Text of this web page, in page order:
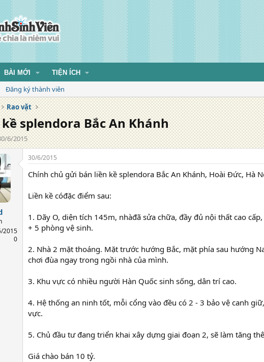
BÀI MỚI TIỆN ÍCH
Đăng ký thành viên
Rao vặt
splendora Bắc An Khánh
6/2015
2015
0
30/6/2015
Chính chủ gửi bán liền kề splendora Bắc An Khánh, Hoài Đức, Hà
Liền kề cóđặc điểm sau:
1. Dãy O, diện tích 145m, nhàđã sửa chữa, đầy đủ nội thất cao
+ 5 phòng vệ sinh.
2. Nhà 2 mặt thoáng. Mặt trước hướng Bắc, mặt phía sau hướng
chơi đùa ngay trong ngồi nhà của mình.
3. Khu vực có nhiều người Hàn Quốc sinh sống, dân trí cao.
4. Hệ thống an ninh tốt, mỗi cổng vào đều có 2 - 3 bảo vệ canh
vực.
5. Chủ đầu tư đang triển khai xây dựng giai đoạn 2, sẽ làm tăng
Giá chào bán 10 tỷ.